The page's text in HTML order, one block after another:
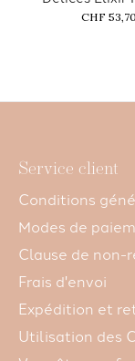
CHF 53,70
Service client
Conditions
Modes de
Clause de non-
Frais d'envoi
Expédition et
Utilisation des